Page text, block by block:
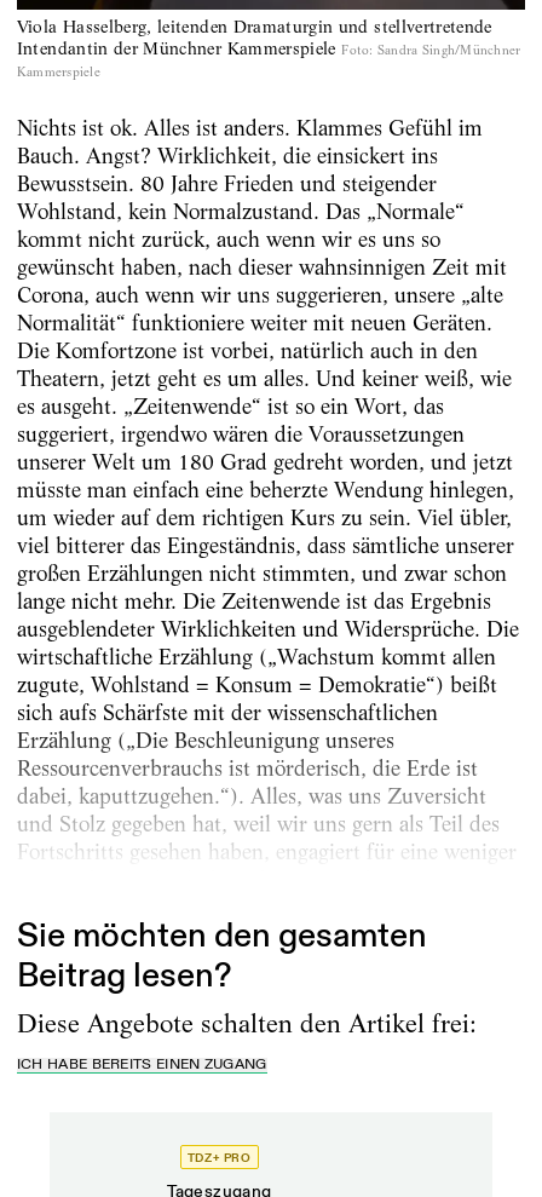
Viola Hasselberg, leitenden Dramaturgin und stellvertretende
Intendantin der Münchner Kammerspiele Foto: Sandra Singh/Münchner
Kammerspiele
Nichts ist ok. Alles ist anders. Klammes Gefühl im
Bauch. Angst? Wirklichkeit, die einsickert ins
Bewusstsein. 80 Jahre Frieden und steigender
Wohlstand, kein Normalzustand. Das „Normale“
kommt nicht zurück, auch wenn wir es uns so
gewünscht haben, nach dieser wahnsinnigen Zeit mit
Corona, auch wenn wir uns suggerieren, unsere „alte
Normalität“ funktioniere weiter mit neuen Geräten.
Die Komfortzone ist vorbei, natürlich auch in den
Theatern, jetzt geht es um alles. Und keiner weiß, wie
es ausgeht. „Zeitenwende“ ist so ein Wort, das
suggeriert, irgendwo wären die Voraussetzungen
unserer Welt um 180 Grad gedreht worden, und jetzt
müsste man einfach eine beherzte Wendung hinlegen,
um wieder auf dem richtigen Kurs zu sein. Viel übler,
viel bitterer das Eingeständnis, dass sämtliche unserer
großen Erzählungen nicht stimmten, und zwar schon
lange nicht mehr. Die Zeitenwende ist das Ergebnis
ausgeblendeter Wirklichkeiten und Widersprüche. Die
wirtschaftliche Erzählung („Wachstum kommt allen
zugute, Wohlstand = Konsum = Demokratie“) beißt
sich aufs Schärfste mit der wissenschaftlichen
Erzählung („Die Beschleunigung unseres
Ressourcenverbrauchs ist mörderisch, die Erde ist
dabei, kaputtzugehen.“). Alles, was uns Zuversicht
und Stolz gegeben hat, weil wir uns gern als Teil des
Fortschritts gesehen haben, engagiert für eine weniger
Sie möchten den gesamten
Beitrag lesen?
Diese Angebote schalten den Artikel frei:
ICH HABE BEREITS EINEN ZUGANG
TDZ+ PRO
Tageszugang